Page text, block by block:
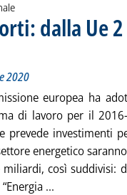
dalla Ue
2020
europea ha
di lavoro per il
prevede investimenti
energetico
miliardi, così suddivisi:
...